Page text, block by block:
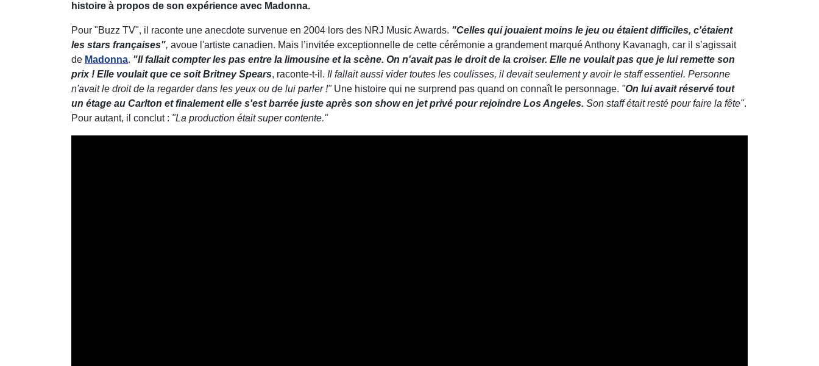
histoire à propos de son expérience avec Madonna.
Pour "Buzz TV", il raconte une anecdote survenue en 2004 lors des NRJ Music Awards. "Celles qui jouaient moins le jeu ou étaient difficiles, c'étaient
les stars françaises", avoue l'artiste canadien. Mais l’invitée exceptionnelle de cette cérémonie a grandement marqué Anthony Kavanagh, car il s’agissait
de Madonna. "Il fallait compter les pas entre la limousine et la scène. On n'avait pas le droit de la croiser. Elle ne voulait pas que je lui remette son
prix ! Elle voulait que ce soit Britney Spears, raconte-t-il. Il fallaitaussi vider toutes les coulisses, il devait seulement y avoir le staff essentiel. Personne
n'avait le droit de la regarder dans les yeux ou de lui parler !" Une histoire qui ne surprend pas quand on connaît le personnage. "On lui avait réservé tout
un étage au Carlton et finalement elle s'est barrée juste après son show en jet privé pour rejoindre Los Angeles. Son staff était resté pour faire la fête".
Pour autant, il conclut : "La production était super contente."